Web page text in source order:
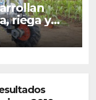
riega y